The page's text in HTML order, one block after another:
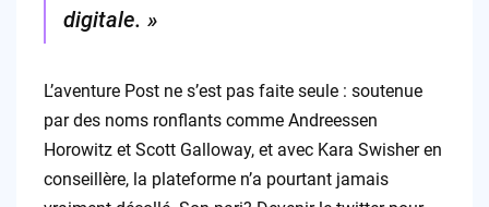
digitale. »
L’aventure Post ne s’est pas faite seule : soutenue
par des noms ronflants comme Andreessen
Horowitz et Scott Galloway, et avec Kara Swisher en
conseillère, la plateforme n’a pourtant jamais